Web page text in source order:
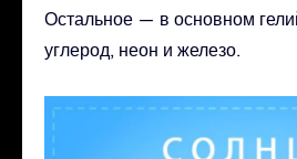
Остальное — в основном
углерод, неон и железо.